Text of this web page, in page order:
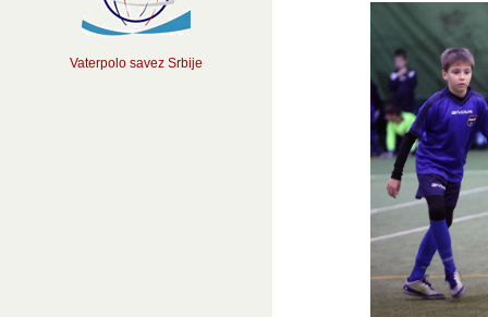
Vaterpolo savez Srbije